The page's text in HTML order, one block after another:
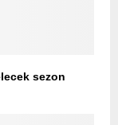
sezon